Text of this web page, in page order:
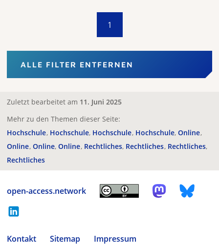
1
ALLE FILTER ENTFERNEN
Zuletzt bearbeitet am 11. Juni 2025
Mehr zu den Themen dieser Seite:
Hochschule Hochschule Hochschule Hochschule Online
Online Online Online Rechtliches Rechtliches Rechtliches
Rechtliches
open-access.network
Kontakt Sitemap
Impressum